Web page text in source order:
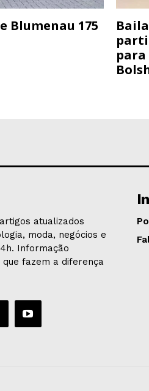
Blumenau 175
para
atualizados
moda, negócios e
Informação
fazem a diferença